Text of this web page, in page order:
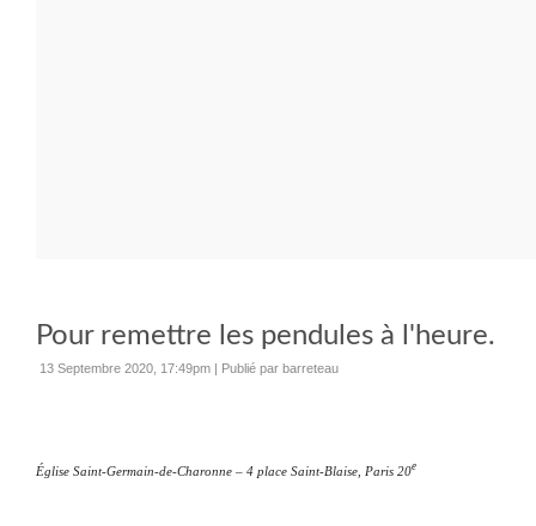
Pour remettre les pendules à l'heure.
13 Septembre 2020, 17:49pm | Publié par barreteau
Église Saint-Germain-de-Charonne – 4 place Saint-Blaise, Paris 20e